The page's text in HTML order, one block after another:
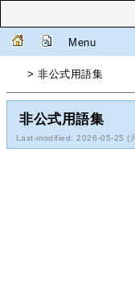
Menu
> 非公式用語集
非公式用語集
Last-modified: 2026-05-25 (